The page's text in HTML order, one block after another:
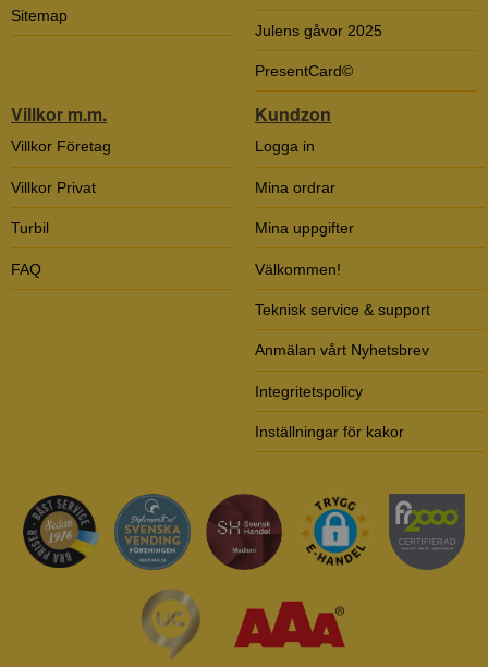
Sitemap
Julens gåvor 2025
PresentCard©
Villkor m.m.
Villkor Företag
Villkor Privat
Turbil
FAQ
Kundzon
Logga in
Mina ordrar
Mina uppgifter
Välkommen!
Teknisk service & support
Anmälan vårt Nyhetsbrev
Integritetspolicy
Inställningar för kakor